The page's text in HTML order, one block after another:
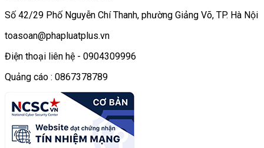
Số 42/29 Phố Nguyễn Chí Thanh, phường Giảng Võ, TP. Hà Nội
toasoan@phapluatplus.vn
Điện thoại liên hệ - 0904309996
Quảng cáo : 0867378789